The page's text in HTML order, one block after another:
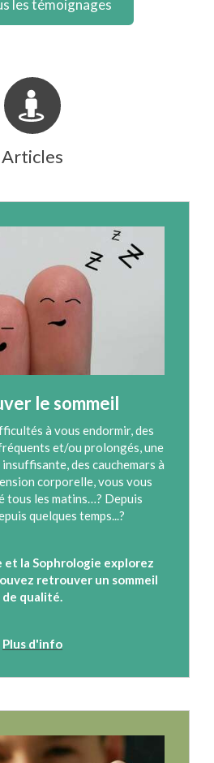
les témoignages
Articles
le sommeil
à vous endormir, des
et/ou prolongés, une
des cauchemars à
corporelle, vous vous
tous les matins…? Depuis
quelques temps...?
et la Sophrologie explorez
retrouver un sommeil
de qualité.
Plus d'info